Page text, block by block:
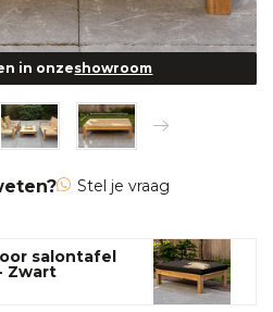
in onzeshowroom
Stel je vraag
salontafel
Zwart